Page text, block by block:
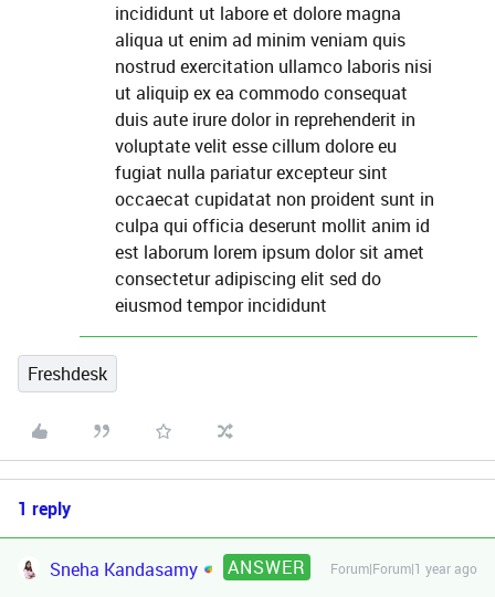
incididunt ut labore et dolore magna
aliqua ut enim ad minim veniam quis
nostrud exercitation ullamco laboris nisi
ut aliquip ex ea commodo consequat
duis aute irure dolor in reprehenderit in
voluptate velit esse cillum dolore eu
fugiat nulla pariatur excepteur sint
occaecat cupidatat non proident sunt in
culpa qui officia deserunt mollit anim id
est laborum lorem ipsum dolor sit amet
consectetur adipiscing elit sed do
eiusmod tempor incididunt
Freshdesk
1 reply
Sneha Kandasamy ANSWER Forum|Forum|1 year ago